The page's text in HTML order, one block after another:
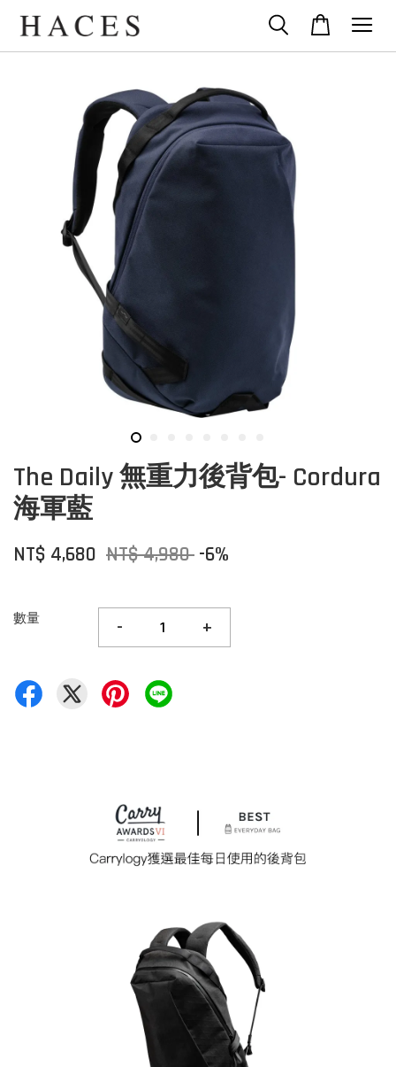
The Daily 無重力後背包- Cordura
海軍藍
NT$ 4,680 NT$ 4,980 -6%
數量 - +